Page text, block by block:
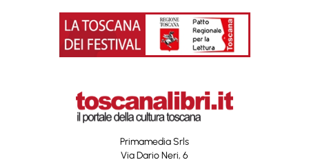
Primamedia Srls
Via Dario Neri, 6